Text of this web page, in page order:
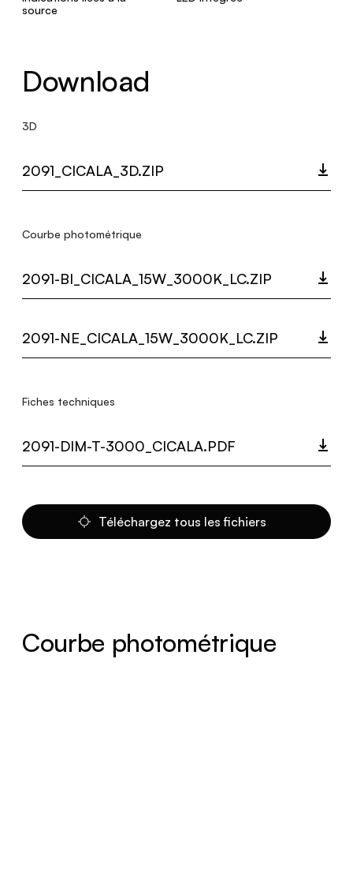
source
Download
3D
2091_CICALA_3D.ZIP
Courbe photométrique
2091-BI_CICALA_15W_3000K_LC.ZIP
2091-NE_CICALA_15W_3000K_LC.ZIP
Fiches techniques
2091-DIM-T-3000_CICALA.PDF
Téléchargez tous les fichiers
Courbe photométrique